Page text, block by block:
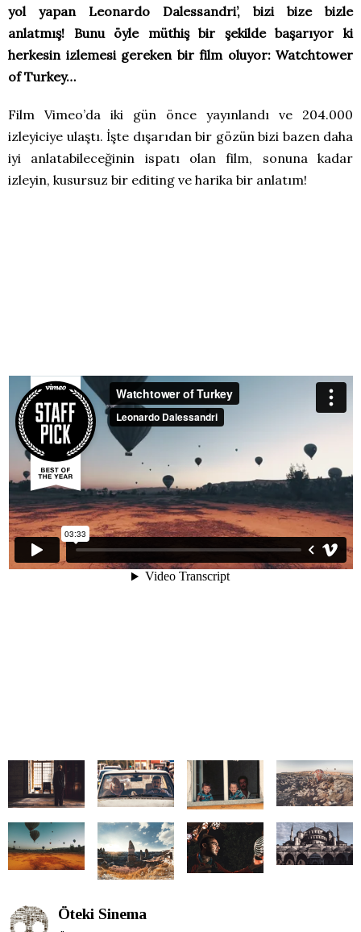
yol yapan Leonardo Dalessandri’, bizi bize bizle
anlatmış! Bunu öyle müthiş bir şekilde başarıyor ki
herkesin izlemesi gereken bir film oluyor: Watchtower
of Turkey…
Film Vimeo’da iki gün önce yayınlandı ve 204.000
izleyiciye ulaştı. İşte dışarıdan bir gözün bizi bazen daha
iyi anlatabileceğinin ispatı olan film, sonuna kadar
izleyin, kusursuz bir editing ve harika bir anlatım!
Öteki Sinema